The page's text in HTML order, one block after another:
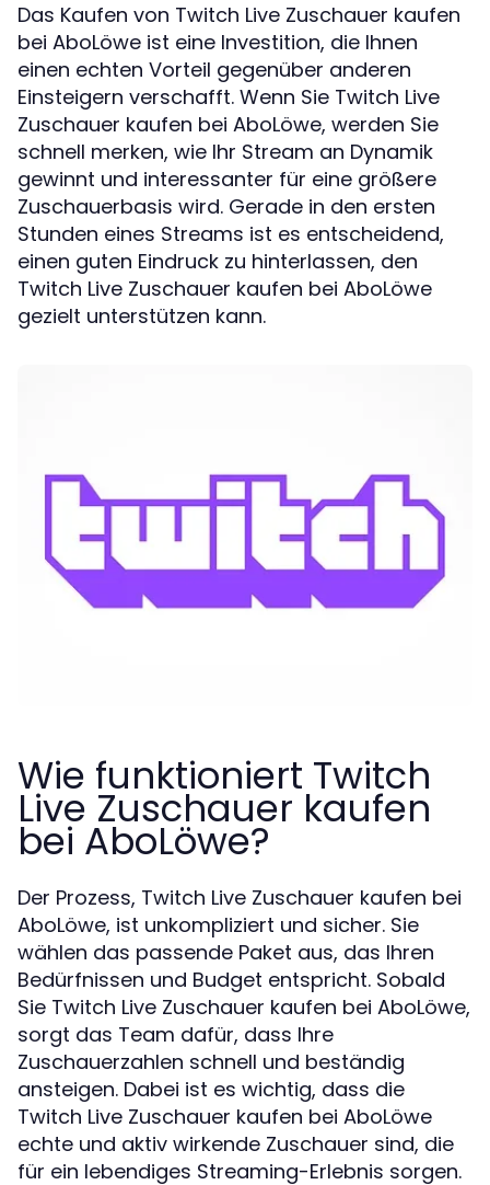
Das Kaufen von Twitch Live Zuschauer kaufen
bei AboLöwe ist eine Investition, die Ihnen
einen echten Vorteil gegenüber anderen
Einsteigern verschafft. Wenn Sie Twitch Live
Zuschauer kaufen bei AboLöwe, werden Sie
schnell merken, wie Ihr Stream an Dynamik
gewinnt und interessanter für eine größere
Zuschauerbasis wird. Gerade in den ersten
Stunden eines Streams ist es entscheidend,
einen guten Eindruck zu hinterlassen, den
Twitch Live Zuschauer kaufen bei AboLöwe
gezielt unterstützen kann.
Wie funktioniert Twitch
Live Zuschauer kaufen
bei AboLöwe?
Der Prozess, Twitch Live Zuschauer kaufen bei
AboLöwe, ist unkompliziert und sicher. Sie
wählen das passende Paket aus, das Ihren
Bedürfnissen und Budget entspricht. Sobald
Sie Twitch Live Zuschauer kaufen bei AboLöwe,
sorgt das Team dafür, dass Ihre
Zuschauerzahlen schnell und beständig
ansteigen. Dabei ist es wichtig, dass die
Twitch Live Zuschauer kaufen bei AboLöwe
echte und aktiv wirkende Zuschauer sind, die
für ein lebendiges Streaming-Erlebnis sorgen.